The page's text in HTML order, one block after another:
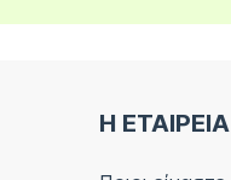
Η ΕΤΑΙΡΕΙΑ